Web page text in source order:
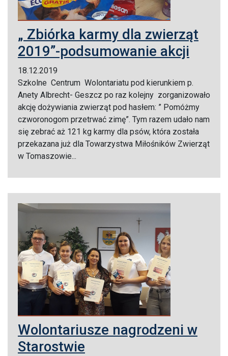
„ Zbiórka karmy dla zwierząt
2019”-podsumowanie akcji
18.12.2019
Szkolne Centrum Wolontariatu pod kierunkiem p.
Anety Albrecht- Geszcz po raz kolejny zorganizowało
akcję dożywiania zwierząt pod hasłem: ” Pomóżmy
czworonogom przetrwać zimę”. Tym razem udało nam
się zebrać aż 121 kg karmy dla psów, która została
przekazana już dla Towarzystwa Miłośników Zwierząt
w Tomaszowie...
Wolontariusze nagrodzeni w
Starostwie